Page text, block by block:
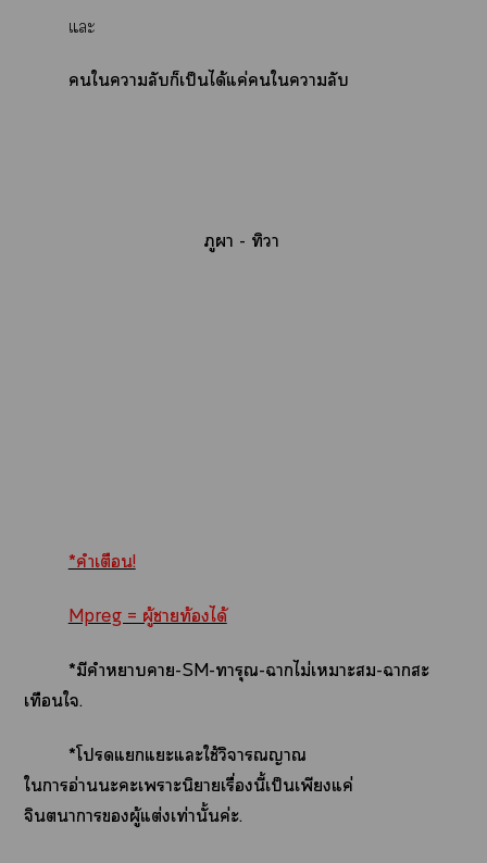
แะ
ใาลับก็เป็นได้แค่ใาลับ
ภูา - ทิวา
*คำเตือน!
Mpreg = ผู้าท้องได้
*มีคำาา-SM-ทารุณ-าไม่เาะ-าสะ
เทือนใ.
*โแแะแะใช้วิจารณญาณ
ใาอ่านะะเาะนิยายเรื่องนี้เป็นเพียงแค่
จินตนาการผู้แต่งเท่านั้นค่ะ.